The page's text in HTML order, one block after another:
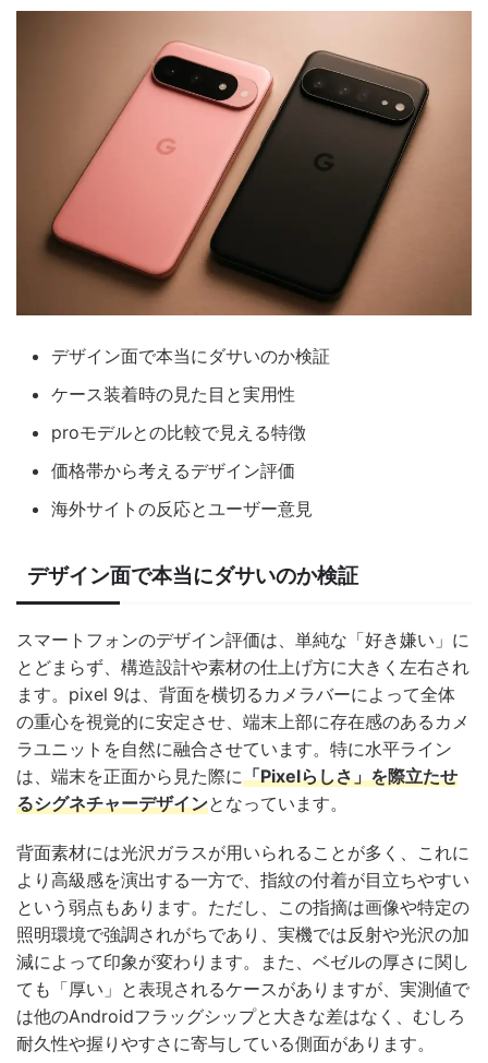
デザイン面で本当にダサいのか検証
ケース装着時の見た目と実用性
proモデルとの比較で見える特徴
価格帯から考えるデザイン評価
海外サイトの反応とユーザー意見
デザイン面で本当にダサいのか検証
スマートフォンのデザイン評価は、単純な「好き嫌い」に
とどまらず、構造設計や素材の仕上げ方に大きく左右され
ます。pixel 9は、背面を横切るカメラバーによって全体
の重心を視覚的に安定させ、端末上部に存在感のあるカメ
ラユニットを自然に融合させています。特に水平ライン
は、端末を正面から見た際に「Pixelらしさ」を際立たせ
るシグネチャーデザインとなっています。
背面素材には光沢ガラスが用いられることが多く、これに
より高級感を演出する一方で、指紋の付着が目立ちやすい
という弱点もあります。ただし、この指摘は画像や特定の
照明環境で強調されがちであり、実機では反射や光沢の加
減によって印象が変わります。また、ベゼルの厚さに関し
ても「厚い」と表現されるケースがありますが、実測値で
は他のAndroidフラッグシップと大きな差はなく、むしろ
耐久性や握りやすさに寄与している側面があります。